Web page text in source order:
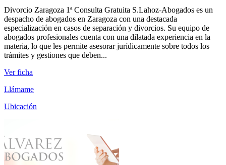
Divorcio Zaragoza 1ª Consulta Gratuita S.Lahoz-Abogados es un
despacho de abogados en Zaragoza con una destacada
especialización en casos de separación y divorcios. Su equipo de
abogados profesionales cuenta con una dilatada experiencia en la
materia, lo que les permite asesorar jurídicamente sobre todos los
trámites y gestiones que deben...
Ver ficha
Llámame
Ubicación